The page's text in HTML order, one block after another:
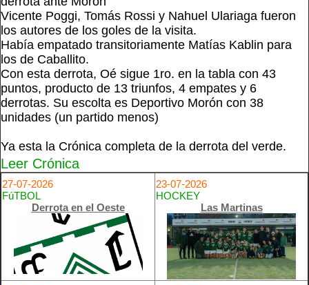
Vicente Poggi, Tomás Rossi y Nahuel Ulariaga fueron
los autores de los goles de la visita.
Había empatado transitoriamente Matías Kablin para
los de Caballito.
Con esta derrota, Oé sigue 1ro. en la tabla con 43
puntos, producto de 13 triunfos, 4 empates y 6
derrotas. Su escolta es Deportivo Morón con 38
unidades (un partido menos)
Ya esta la Crónica completa de la derrota del verde.
Leer Crónica
27-07-2026
FúTBOL
Derrota en el Oeste
23-07-2026
HOCKEY
Las Martinas